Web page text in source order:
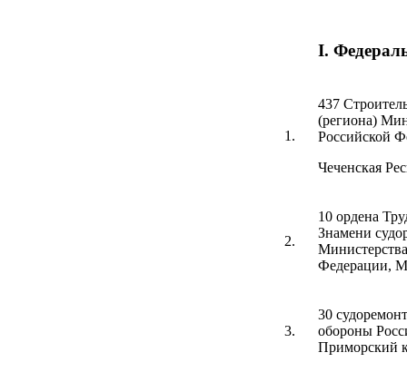
I.
1.
437
(региона)
Российской
Чеченская
2.
10 ордена
Знамени
Федерации,
3.
30
обороны
Приморский